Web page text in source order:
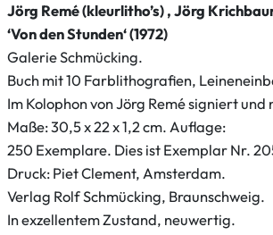
t
h
o
’
s
)
,
J
ö
r
Jörg Remé (kleurlitho’s) , Jörg
‘Von den Stunden‘ (1972)
Galerie Schmücking.
Buch mit 10 Farblithografien,
Im Kolophon von Jörg Remé signiert
Maße: 30,5 x 22 x 1,2 cm. Auflage:
250 Exemplare. Dies ist Exemplar Nr.
Druck: Piet Clement, Amsterdam.
Verlag Rolf Schmücking, Braunschweig.
In exzellentem Zustand, neuwertig.